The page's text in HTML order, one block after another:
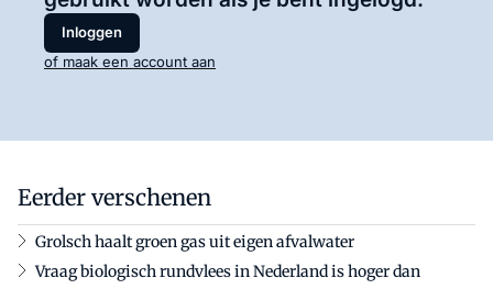
Inloggen
of maak een account aan
Eerder verschenen
Grolsch haalt groen gas uit eigen afvalwater
Vraag biologisch rundvlees in Nederland is hoger dan